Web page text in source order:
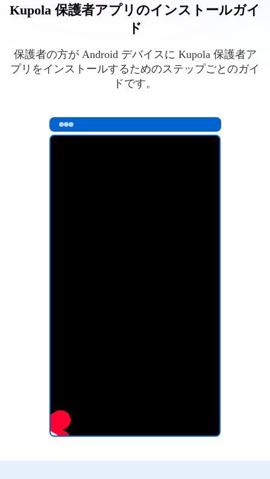
Kupola 保護者アプリのインストールガイ
ド
保護者の方が Android デバイスに Kupola 保護者ア
プリをインストールするためのステップごとのガイ
ドです。